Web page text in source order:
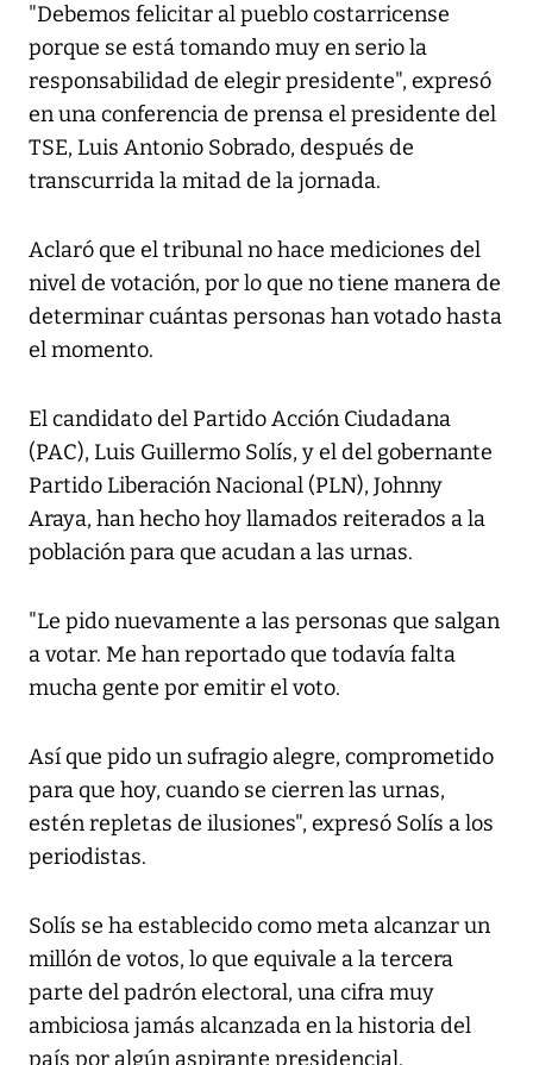
"Debemos felicitar al pueblo costarricense
porque se está tomando muy en serio la
responsabilidad de elegir presidente", expresó
en una conferencia de prensa el presidente del
TSE, Luis Antonio Sobrado, después de
transcurrida la mitad de la jornada.
Aclaró que el tribunal no hace mediciones del
nivel de votación, por lo que no tiene manera de
determinar cuántas personas han votado hasta
el momento.
El candidato del Partido Acción Ciudadana
(PAC), Luis Guillermo Solís, y el del gobernante
Partido Liberación Nacional (PLN), Johnny
Araya, han hecho hoy llamados reiterados a la
población para que acudan a las urnas.
"Le pido nuevamente a las personas que salgan
a votar. Me han reportado que todavía falta
mucha gente por emitir el voto.
Así que pido un sufragio alegre, comprometido
para que hoy, cuando se cierren las urnas,
estén repletas de ilusiones", expresó Solís a los
periodistas.
Solís se ha establecido como meta alcanzar un
millón de votos, lo que equivale a la tercera
parte del padrón electoral, una cifra muy
ambiciosa jamás alcanzada en la historia del
país por algún aspirante presidencial.